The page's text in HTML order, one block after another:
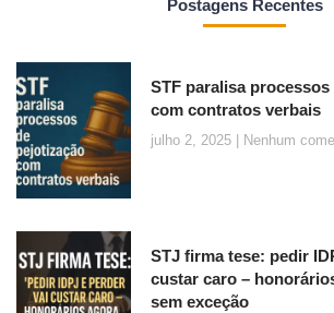
Postagens Recentes
STF paralisa
com contratos verbais
julho 2, 2025 Nenhum
STJ firma tese: pedir
custar caro –
sem exceção